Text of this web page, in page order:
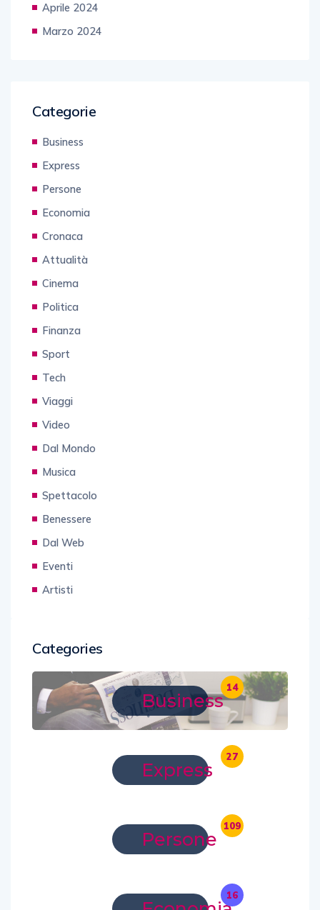
Aprile 2024
Marzo 2024
Categorie
Business
Express
Persone
Economia
Cronaca
Attualità
Cinema
Politica
Finanza
Sport
Tech
Viaggi
Video
Dal Mondo
Musica
Spettacolo
Benessere
Dal Web
Eventi
Artisti
Categories
Business
14
Express
27
Persone
109
16